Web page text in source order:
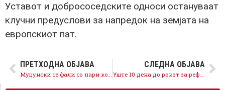
Уставот и добрососедските односи остануваат
клучни предуслови за напредок на земјата на
европскиот пат.
ПРЕТХОДНА ОБЈАВА СЛЕДНА ОБЈАВА
Уште 10 дена до рокот за реформите кои Мицкоски нема да ги исполни